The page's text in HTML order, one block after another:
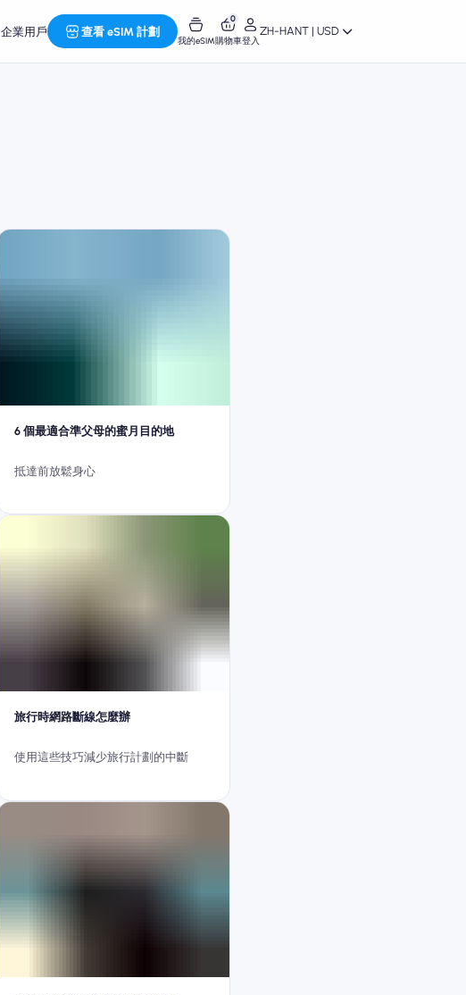
企業用戶 查看 eSIM 計劃
我的eSIM
0
購物車登入
ZH-HANT | USD
6 個最適合準父母的蜜月目的地
抵達前放鬆身心
旅行時網路斷線怎麼辦
使用這些技巧減少旅行計劃的中斷